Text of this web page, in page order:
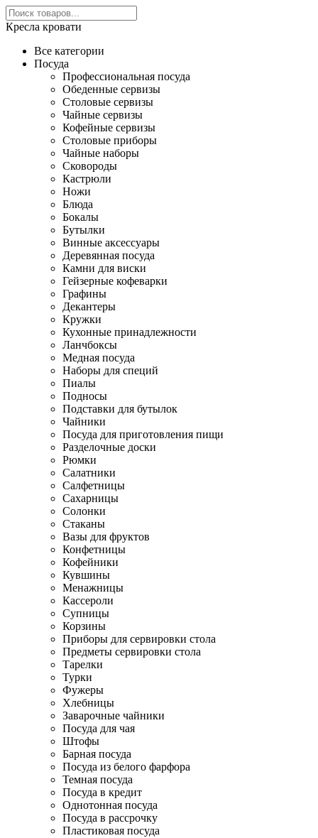
Кресла кровати
Все категории
Посуда
Профессиональная посуда
Обеденные сервизы
Столовые сервизы
Чайные сервизы
Кофейные сервизы
Столовые приборы
Чайные наборы
Сковороды
Кастрюли
Ножи
Блюда
Бокалы
Бутылки
Винные аксессуары
Деревянная посуда
Камни для виски
Гейзерные кофеварки
Графины
Декантеры
Кружки
Кухонные принадлежности
Ланчбоксы
Медная посуда
Наборы для специй
Пиалы
Подносы
Подставки для бутылок
Чайники
Посуда для приготовления пищи
Разделочные доски
Рюмки
Салатники
Салфетницы
Сахарницы
Солонки
Стаканы
Вазы для фруктов
Конфетницы
Кофейники
Кувшины
Менажницы
Кассероли
Супницы
Корзины
Приборы для сервировки стола
Предметы сервировки стола
Тарелки
Турки
Фужеры
Хлебницы
Заварочные чайники
Посуда для чая
Штофы
Барная посуда
Посуда из белого фарфора
Темная посуда
Посуда в кредит
Однотонная посуда
Посуда в рассрочку
Пластиковая посуда